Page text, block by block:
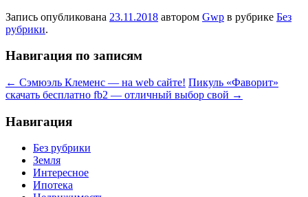
Запись опубликована 23.11.2018 автором Gwp в рубрике Без
рубрики.
Навигация по записям
← Сэмюэль Клеменс — на web сайте! Пикуль «Фаворит»
скачать бесплатно fb2 — отличный выбор свой →
Навигация
Без рубрики
Земля
Интересное
Ипотека